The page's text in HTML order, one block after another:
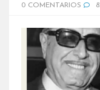
0 COMENTARIOS